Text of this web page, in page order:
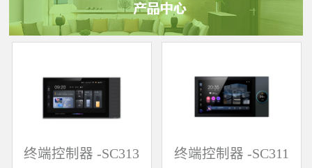
终端控制器 -SC313 终端控制器 -SC311